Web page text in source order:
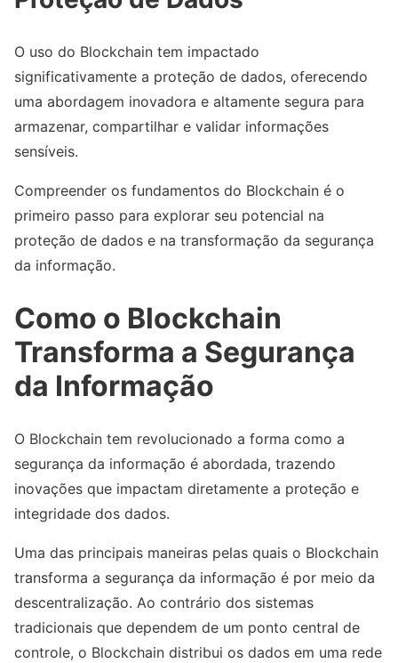
O uso do Blockchain tem impactado
significativamente a proteção de dados, oferecendo
uma abordagem inovadora e altamente segura para
armazenar, compartilhar e validar informações
sensíveis.
Compreender os fundamentos do Blockchain é o
primeiro passo para explorar seu potencial na
proteção de dados e na transformação da segurança
da informação.
Como o Blockchain
Transforma a Segurança
da Informação
O Blockchain tem revolucionado a forma como a
segurança da informação é abordada, trazendo
inovações que impactam diretamente a proteção e
integridade dos dados.
Uma das principais maneiras pelas quais o Blockchain
transforma a segurança da informação é por meio da
descentralização. Ao contrário dos sistemas
tradicionais que dependem de um ponto central de
controle, o Blockchain distribui os dados em uma rede